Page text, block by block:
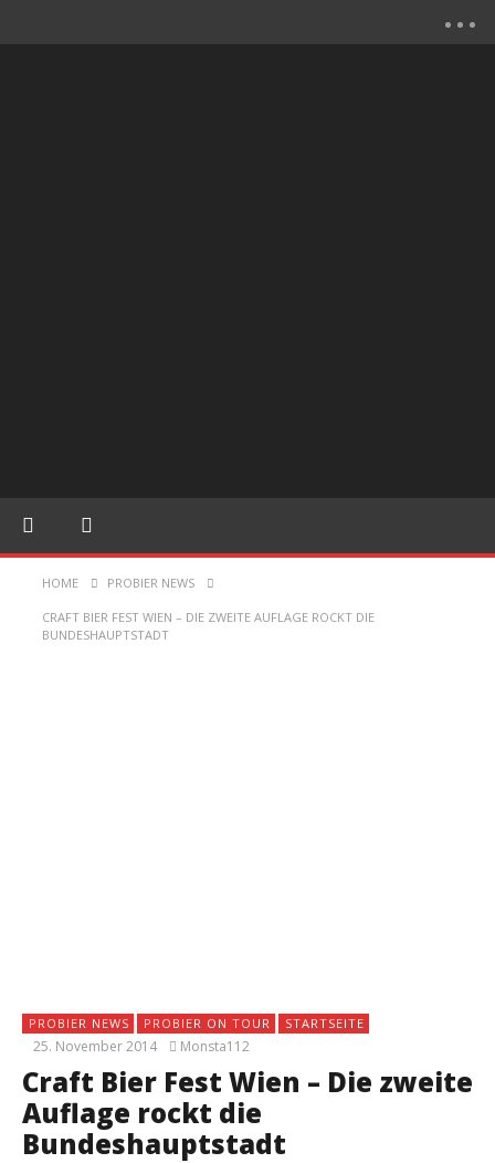
HOME PROBIER NEWS
CRAFT BIER FEST WIEN – DIE ZWEITE AUFLAGE ROCKT DIE
BUNDESHAUPTSTADT
PROBIER NEWS PROBIER ON TOUR STARTSEITE
25. November 2014 Monsta112
Craft Bier Fest Wien – Die zweite
Auflage rockt die
Bundeshauptstadt